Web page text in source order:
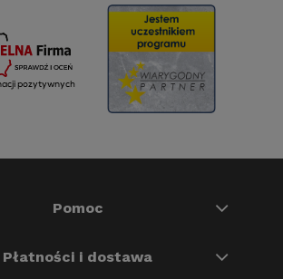
Pomoc
Płatności i dostawa